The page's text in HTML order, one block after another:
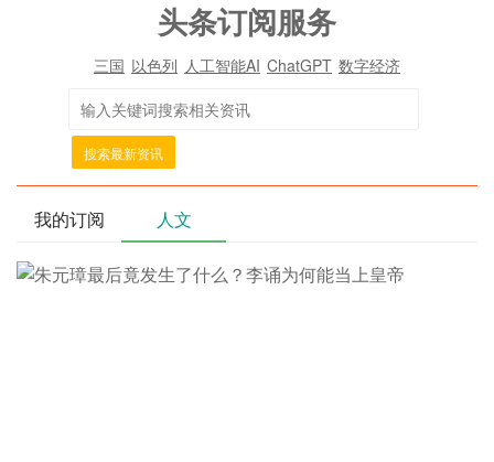
头条订阅服务
三国 以色列 人工智能AI ChatGPT 数字经济
搜索最新资讯
我的订阅 人文